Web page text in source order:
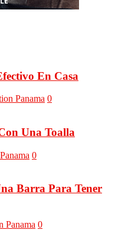
En Casa
Panama 0
Una Toalla
0
Barra Para Tener
Panama 0